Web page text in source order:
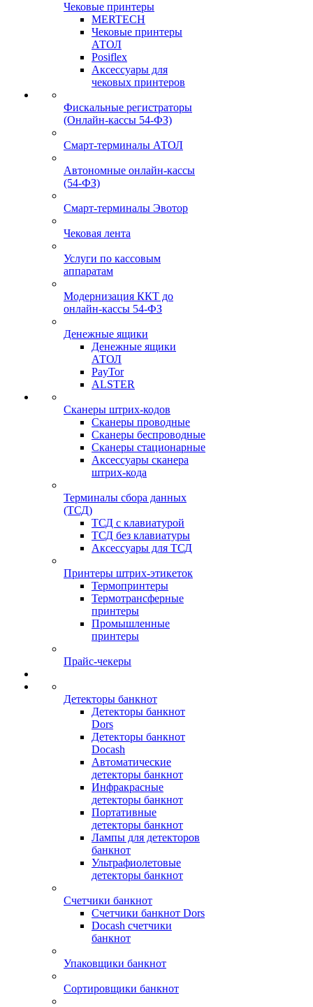
Чековые принтеры
MERTECH
Чековые принтеры
АТОЛ
Posiflex
Аксессуары для
чековых принтеров
Фискальные регистраторы
(Онлайн-кассы 54-ФЗ)
Смарт-терминалы АТОЛ
Автономные онлайн-кассы
(54-ФЗ)
Смарт-терминалы Эвотор
Чековая лента
Услуги по кассовым
аппаратам
Модернизация ККТ до
онлайн-кассы 54-ФЗ
Денежные ящики
Денежные ящики
АТОЛ
PayTor
ALSTER
Сканеры штрих-кодов
Сканеры проводные
Сканеры беспроводные
Сканеры стационарные
Аксессуары сканера
штрих-кода
Терминалы сбора данных
(ТСД)
ТСД с клавиатурой
ТСД без клавиатуры
Аксессуары для ТСД
Принтеры штрих-этикеток
Термопринтеры
Термотрансферные
принтеры
Промышленные
принтеры
Прайс-чекеры
Детекторы банкнот
Детекторы банкнот
Dors
Детекторы банкнот
Docash
Автоматические
детекторы банкнот
Инфракрасные
детекторы банкнот
Портативные
детекторы банкнот
Лампы для детекторов
банкнот
Ультрафиолетовые
детекторы банкнот
Счетчики банкнот
Счетчики банкнот Dors
Docash счетчики
банкнот
Упаковщики банкнот
Сортировщики банкнот